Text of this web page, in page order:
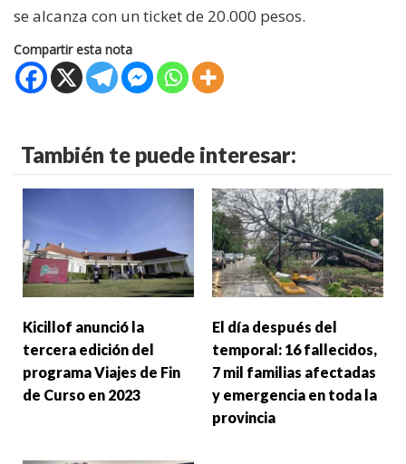
se alcanza con un ticket de 20.000 pesos.
Compartir esta nota
También te puede interesar:
Kicillof anunció la
tercera edición del
programa Viajes de Fin
de Curso en 2023
El día después del
temporal: 16 fallecidos,
7 mil familias afectadas
y emergencia en toda la
provincia